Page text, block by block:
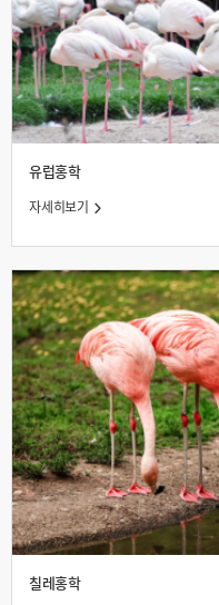
유럽홍학
자세히보기
칠레홍학